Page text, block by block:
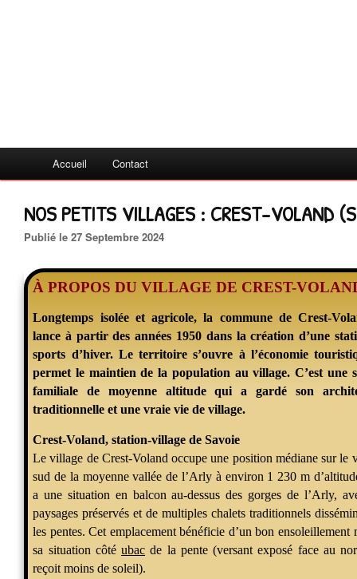
Accueil Contact
NOS PETITS VILLAGES : CREST-VOLAND
Publié le 27 Septembre 2024
À PROPOS DU VILLAGE DE CREST-
Longtemps isolée et agricole, la commune de Crest-
lance à partir des années 1950 dans la création d’une
sports d’hiver. Le territoire s’ouvre à l’économie
permet le maintien de la population au village. C’est une
familiale de moyenne altitude qui a gardé son
traditionnelle et une vraie vie de village.
Crest-Voland, station-village de Savoie
Le village de Crest-Voland occupe une position médiane sur le
sud de la moyenne vallée de l’Arly à environ 1 230 m
a une situation en balcon au-dessus des gorges de l’Arly,
paysages préservés et de multiples chalets traditionnels
les pentes. Cet emplacement bénéficie d’un bon ensoleillement
sa situation côtéubac de la pente (versant exposé face au
reçoit moins de soleil).